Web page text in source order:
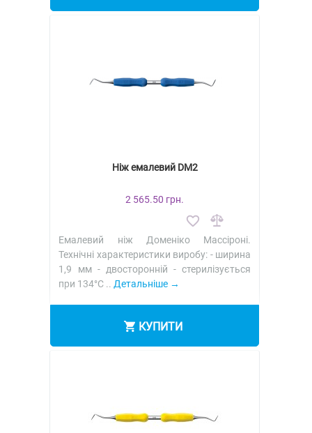
Ніж емалевий DM2
2 565.50 грн.
Емалевий ніж Доменіко Массіроні.
Технічні характеристики виробу: - ширина
1,9 мм - двосторонній - стерилізується
при 134°C ..Детальніше
КУПИТИ